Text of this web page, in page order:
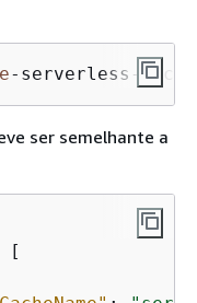
- serverless -
ser semelhante a
[